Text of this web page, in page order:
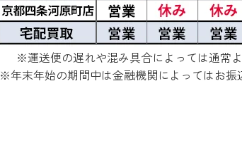
※運送便の遅れや混み具合によっては通常
※年末年始の期間中は金融機関によってはお